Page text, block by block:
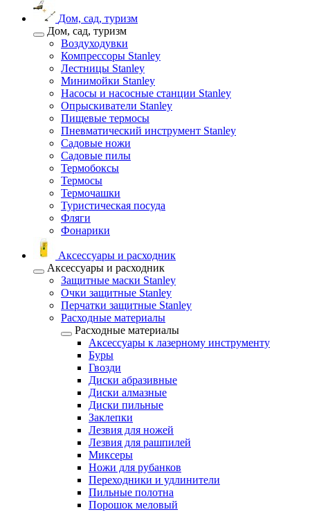
Дом, сад, туризм
Дом, сад, туризм
Воздуходувки
Компрессоры Stanley
Лестницы Stanley
Минимойки Stanley
Насосы и насосные станции Stanley
Опрыскиватели Stanley
Пищевые термосы
Пневматический инструмент Stanley
Садовые ножи
Садовые пилы
Термобоксы
Термосы
Термочашки
Туристическая посуда
Фляги
Фонарики
Аксессуары и расходник
Аксессуары и расходник
Защитные маски Stanley
Очки защитные Stanley
Перчатки защитные Stanley
Расходные материалы
Расходные материалы
Аксессуары к лазерному инструменту
Буры
Гвозди
Диски абразивные
Диски алмазные
Диски пильные
Заклепки
Лезвия для ножей
Лезвия для рашпилей
Миксеры
Ножи для рубанков
Переходники и удлинители
Пильные полотна
Порошок меловый